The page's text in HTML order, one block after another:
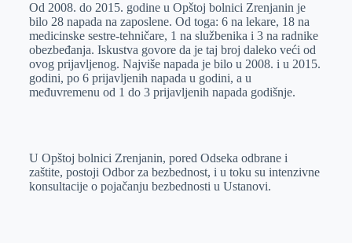
Od 2008. do 2015. godine u Opštoj bolnici Zrenjanin je
bilo 28 napada na zaposlene. Od toga: 6 na lekare, 18 na
medicinske sestre-tehničare, 1 na službenika i 3 na radnike
obezbeđanja. Iskustva govore da je taj broj daleko veći od
ovog prijavljenog. Najviše napada je bilo u 2008. i u 2015.
godini, po 6 prijavljenih napada u godini, a u
međuvremenu od 1 do 3 prijavljenih napada godišnje.
U Opštoj bolnici Zrenjanin, pored Odseka odbrane i
zaštite, postoji Odbor za bezbednost, i u toku su intenzivne
konsultacije o pojačanju bezbednosti u Ustanovi.